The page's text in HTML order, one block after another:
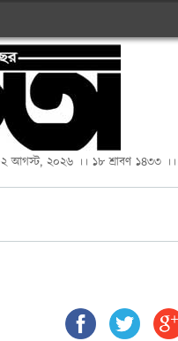
আগস্ট, ২০২৬ ।। ১৮ শ্রাবণ ১৪৩৩ ।।